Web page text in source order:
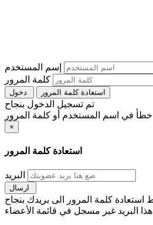
إسم المستخدم
كلمة المرور
استعادة كلمة المرور
تم تسجيل الدخول بنجاح
×
استعادة كلمة المرور
البريد
هذا البريد غير مسجل في قائمة الأعضاء